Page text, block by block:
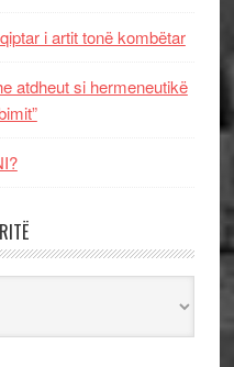
i artit tonë kombëtar
atdheut si hermeneutikë